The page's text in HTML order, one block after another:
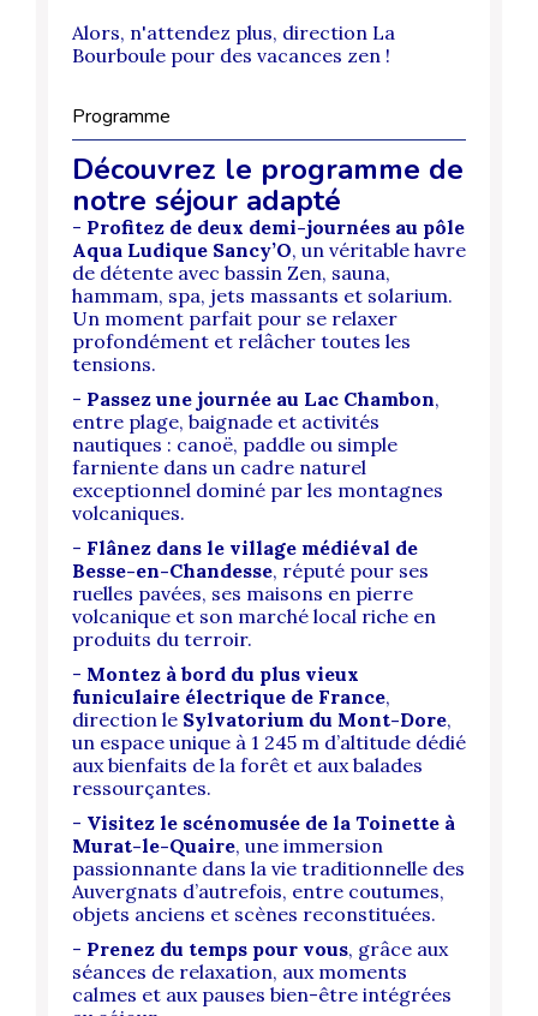
Alors, n'attendez plus, direction La
Bourboule pour des vacances zen !
Programme
Découvrez le programme de
notre séjour adapté
- Profitez de deux demi-journées au pôle
Aqua Ludique Sancy’O, un véritable havre
de détente avec bassin Zen, sauna,
hammam, spa, jets massants et solarium.
Un moment parfait pour se relaxer
profondément et relâcher toutes les
tensions.
- Passez une journée au Lac Chambon,
entre plage, baignade et activités
nautiques : canoë, paddle ou simple
farniente dans un cadre naturel
exceptionnel dominé par les montagnes
volcaniques.
- Flânez dans le village médiéval de
Besse-en-Chandesse, réputé pour ses
ruelles pavées, ses maisons en pierre
volcanique et son marché local riche en
produits du terroir.
- Montez à bord du plus vieux
funiculaire électrique de France,
direction le Sylvatorium du Mont-Dore,
un espace unique à 1 245 m d’altitude dédié
aux bienfaits de la forêt et aux balades
ressourçantes.
- Visitez le scénomusée de la Toinette à
Murat-le-Quaire, une immersion
passionnante dans la vie traditionnelle des
Auvergnats d’autrefois, entre coutumes,
objets anciens et scènes reconstituées.
- Prenez du temps pour vous, grâce aux
séances de relaxation, aux moments
calmes et aux pauses bien-être intégrées